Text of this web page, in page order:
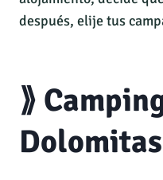
después, elije tus
⟫
Dolomitas